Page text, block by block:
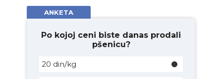
ANKETA
Po kojoj ceni biste danas prodali
pšenicu?
20 din/kg